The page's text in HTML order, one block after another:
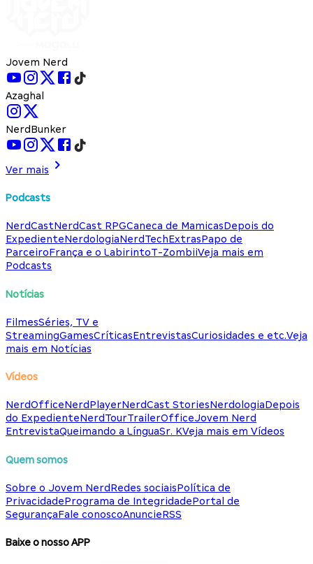
Jovem Nerd
Azaghal
NerdBunker
Ver mais
Podcasts
NerdCastNerdCast RPGCaneca de MamicasDepois do
ExpedienteNerdologiaNerdTechExtrasPapo de
ParceiroFrança e o LabirintoT-ZombiiVeja mais em
Podcasts
Notícias
FilmesSéries, TV e
StreamingGamesCríticasEntrevistasCuriosidades e etc.Veja
mais em Notícias
Vídeos
NerdOfficeNerdPlayerNerdCast StoriesNerdologiaDepois
do ExpedienteNerdTourTrailerOfficeJovem Nerd
EntrevistaQueimando a LínguaSr. KVeja mais em Vídeos
Quem somos
Sobre o Jovem NerdRedes sociaisPolítica de
PrivacidadePrograma de IntegridadePortal de
SegurançaFale conoscoAnuncieRSS
Baixe o nosso APP